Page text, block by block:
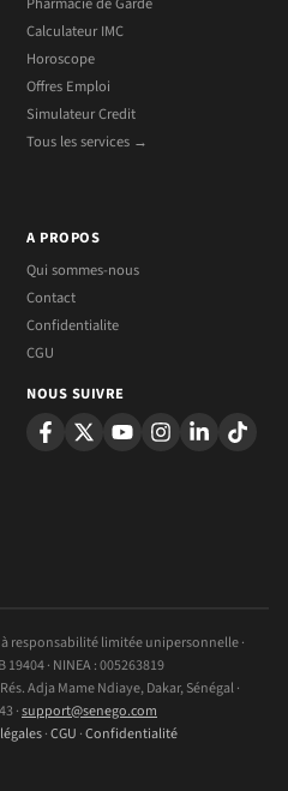
Calculateur IMC
Horoscope
Offres Emploi
Simulateur Credit
Tous les services →
A PROPOS
Qui sommes-nous
Contact
Confidentialite
CGU
NOUS SUIVRE
responsabilité limitée unipersonnelle ·
19404 · NINEA : 005263819
Adja Mame Ndiaye, Dakar, Sénégal ·
·support@senego.com
·CGU ·Confidentialité